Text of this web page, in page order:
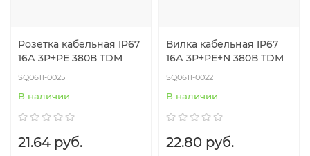
Розетка кабельная IP67
16А 3Р+РЕ 380В TDM
SQ0611-0025
В наличии
21.64 руб.
Вилка кабельная IP67
16А 3Р+РЕ+N 380В TDM
SQ0611-0022
В наличии
22.80 руб.